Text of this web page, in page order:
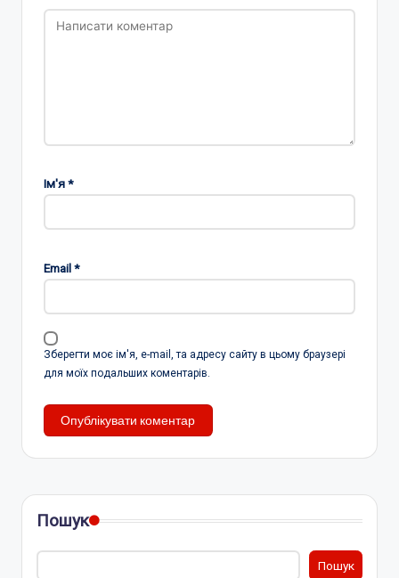
Ім'я*
Email*
Зберегти моє ім'я, e-mail, та адресу сайту в цьому браузері
для моїх подальших коментарів.
Пошук
Пошук